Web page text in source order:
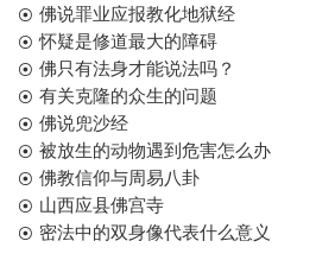
佛说罪业应报教化地狱经
怀疑是修道最大的障碍
佛只有法身才能说法吗？
有关克隆的众生的问题
佛说兜沙经
被放生的动物遇到危害怎么办
佛教信仰与周易八卦
山西应县佛宫寺
密法中的双身像代表什么意义